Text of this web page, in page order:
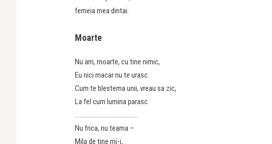
femeia mea dintai.
Moarte
Nu am, moarte, cu tine nimic,
Eu nici macar nu te urasc
Cum te blestema unii, vreau sa zic,
La fel cum lumina parasc.
…………………………………..
Nu frica, nu teama –
Mila de tine mi-i,